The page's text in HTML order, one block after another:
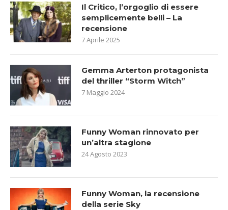
Il Critico, l’orgoglio di essere
semplicemente belli – La
recensione
7 Aprile 2025
Gemma Arterton protagonista
del thriller “Storm Witch”
7 Maggio 2024
Funny Woman rinnovato per
un’altra stagione
24 Agosto 2023
Funny Woman, la recensione
della serie Sky